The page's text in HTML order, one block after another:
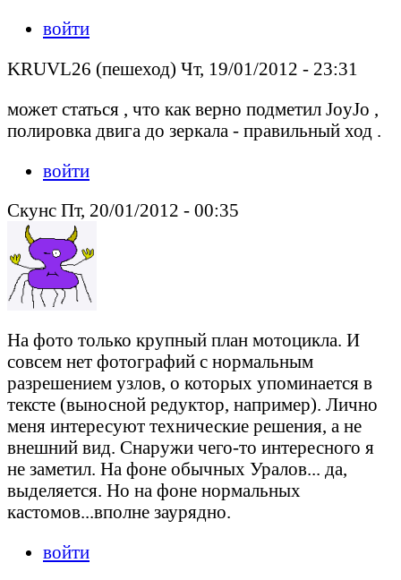
войти
KRUVL26 (пешеход) Чт, 19/01/2012 - 23:31
может статься , что как верно подметил JoyJo ,
полировка двига до зеркала - правильный ход .
войти
Скунс Пт, 20/01/2012 - 00:35
На фото только крупный план мотоцикла. И
совсем нет фотографий с нормальным
разрешением узлов, о которых упоминается в
тексте (выносной редуктор, например). Лично
меня интересуют технические решения, а не
внешний вид. Снаружи чего-то интересного я
не заметил. На фоне обычных Уралов... да,
выделяется. Но на фоне нормальных
кастомов...вполне заурядно.
войти